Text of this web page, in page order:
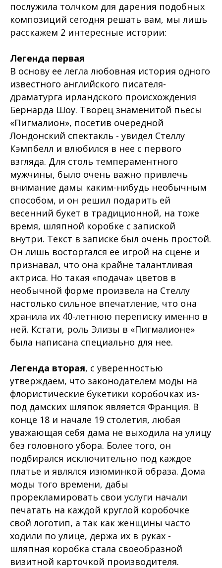
послужила толчком для дарения подобных
композиций сегодня решать вам, мы лишь
расскажем 2 интересные истории:
Легенда первая
В основу ее легла любовная история одного
известного английского писателя-
драматурга ирландского происхождения
Бернарда Шоу. Творец знаменитой пьесы
«Пигмалион», посетив очередной
Лондонский спектакль - увидел Стеллу
Кэмпбелл и влюбился в нее с первого
взгляда. Для столь темпераментного
мужчины, было очень важно привлечь
внимание дамы каким-нибудь необычным
способом, и он решил подарить ей
весенний букет в традиционной, на тоже
время, шляпной коробке с запиской
внутри. Текст в записке был очень простой.
Он лишь восторгался ее игрой на сцене и
признавал, что она крайне талантливая
актриса. Но такая «подача» цветов в
необычной форме произвела на Стеллу
настолько сильное впечатление, что она
хранила их 40-летнюю переписку именно в
ней. Кстати, роль Элизы в «Пигмалионе»
была написана специально для нее.
Легенда вторая, с уверенностью
утверждаем, что законодателем моды на
флористические букетики коробочках из-
под дамских шляпок является Франция. В
конце 18 и начале 19 столетия, любая
уважающая себя дама не выходила на улицу
без головного убора. Более того, он
подбирался исключительно под каждое
платье и являлся изюминкой образа. Дома
моды того времени, дабы
прорекламировать свои услуги начали
печатать на каждой круглой коробочке
свой логотип, а так как женщины часто
ходили по улице, держа их в руках -
шляпная коробка стала своеобразной
визитной карточкой производителя.